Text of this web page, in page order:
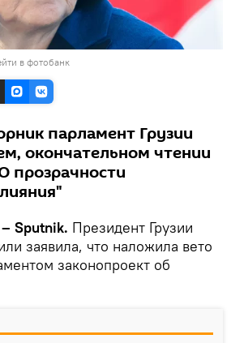
в фотобанк
парламент Грузии
окончательном чтении
прозрачности
Sputnik. Президент Грузии
заявила, что наложила вето
законопроект об